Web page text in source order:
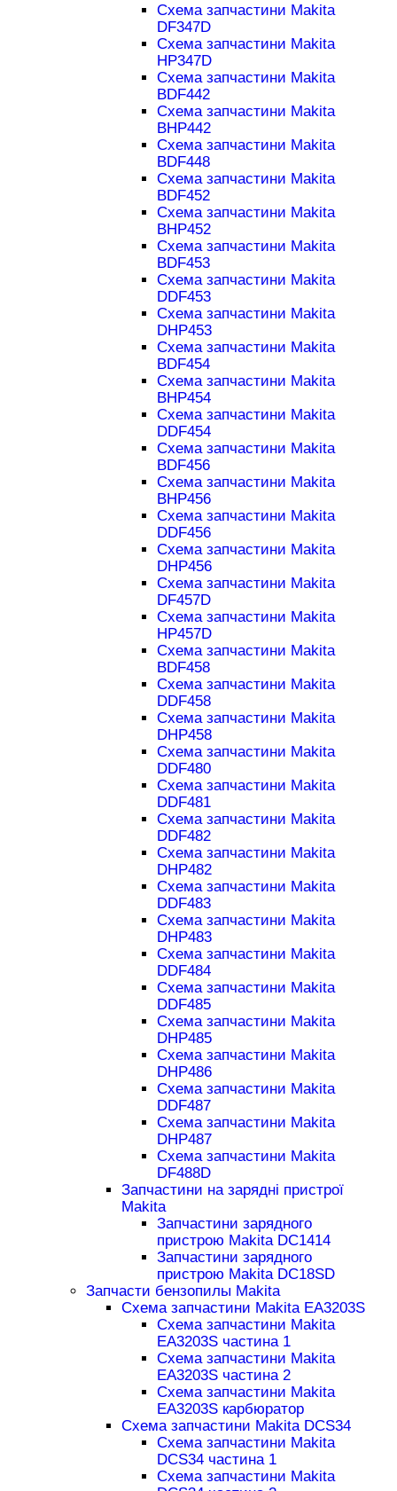
Схема запчастини Makita
DF347D
Схема запчастини Makita
HP347D
Схема запчастини Makita
BDF442
Схема запчастини Makita
BHP442
Схема запчастини Makita
BDF448
Схема запчастини Makita
BDF452
Схема запчастини Makita
BHP452
Схема запчастини Makita
BDF453
Схема запчастини Makita
DDF453
Схема запчастини Makita
DHP453
Схема запчастини Makita
BDF454
Схема запчастини Makita
BHP454
Схема запчастини Makita
DDF454
Схема запчастини Makita
BDF456
Схема запчастини Makita
BHP456
Схема запчастини Makita
DDF456
Схема запчастини Makita
DHP456
Схема запчастини Makita
DF457D
Схема запчастини Makita
HP457D
Схема запчастини Makita
BDF458
Схема запчастини Makita
DDF458
Схема запчастини Makita
DHP458
Схема запчастини Makita
DDF480
Схема запчастини Makita
DDF481
Схема запчастини Makita
DDF482
Схема запчастини Makita
DHP482
Схема запчастини Makita
DDF483
Схема запчастини Makita
DHP483
Схема запчастини Makita
DDF484
Схема запчастини Makita
DDF485
Схема запчастини Makita
DHP485
Схема запчастини Makita
DHP486
Схема запчастини Makita
DDF487
Схема запчастини Makita
DHP487
Схема запчастини Makita
DF488D
Запчастини на зарядні пристрої
Makita
Запчастини зарядного
пристрою Makita DC1414
Запчастини зарядного
пристрою Makita DC18SD
Запчасти бензопилы Makita
Схема запчастини Makita EA3203S
Схема запчастини Makita
EA3203S частина 1
Схема запчастини Makita
EA3203S частина 2
Схема запчастини Makita
EA3203S карбюратор
Схема запчастини Makita DCS34
Схема запчастини Makita
DCS34 частина 1
Схема запчастини Makita